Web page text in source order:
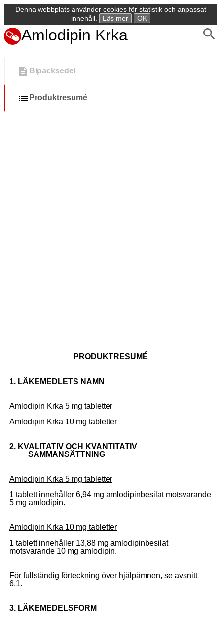
Denna webbplats använder cookies för statistik och anpassat
innehåll.
Läs mer OK
Amlodipin Krka
Bipacksedel
Produktresumé
PRODUKTRESUMÉ
1. LÄKEMEDLETS NAMN
Amlodipin Krka 5 mg tabletter
Amlodipin Krka 10 mg tabletter
2. KVALITATIV OCH KVANTITATIV
SAMMANSÄTTNING
Amlodipin Krka 5 mg tabletter
1 tablett innehåller 6,94 mg amlodipinbesilat motsvarande
5 mg amlodipin.
Amlodipin Krka 10 mg tabletter
1 tablett innehåller 13,88 mg amlodipinbesilat
motsvarande 10 mg amlodipin.
För fullständig förteckning över hjälpämnen, se avsnitt
6.1.
3. LÄKEMEDELSFORM